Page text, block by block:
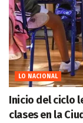
LO NACIONAL
Inicio del ciclo
clases en la